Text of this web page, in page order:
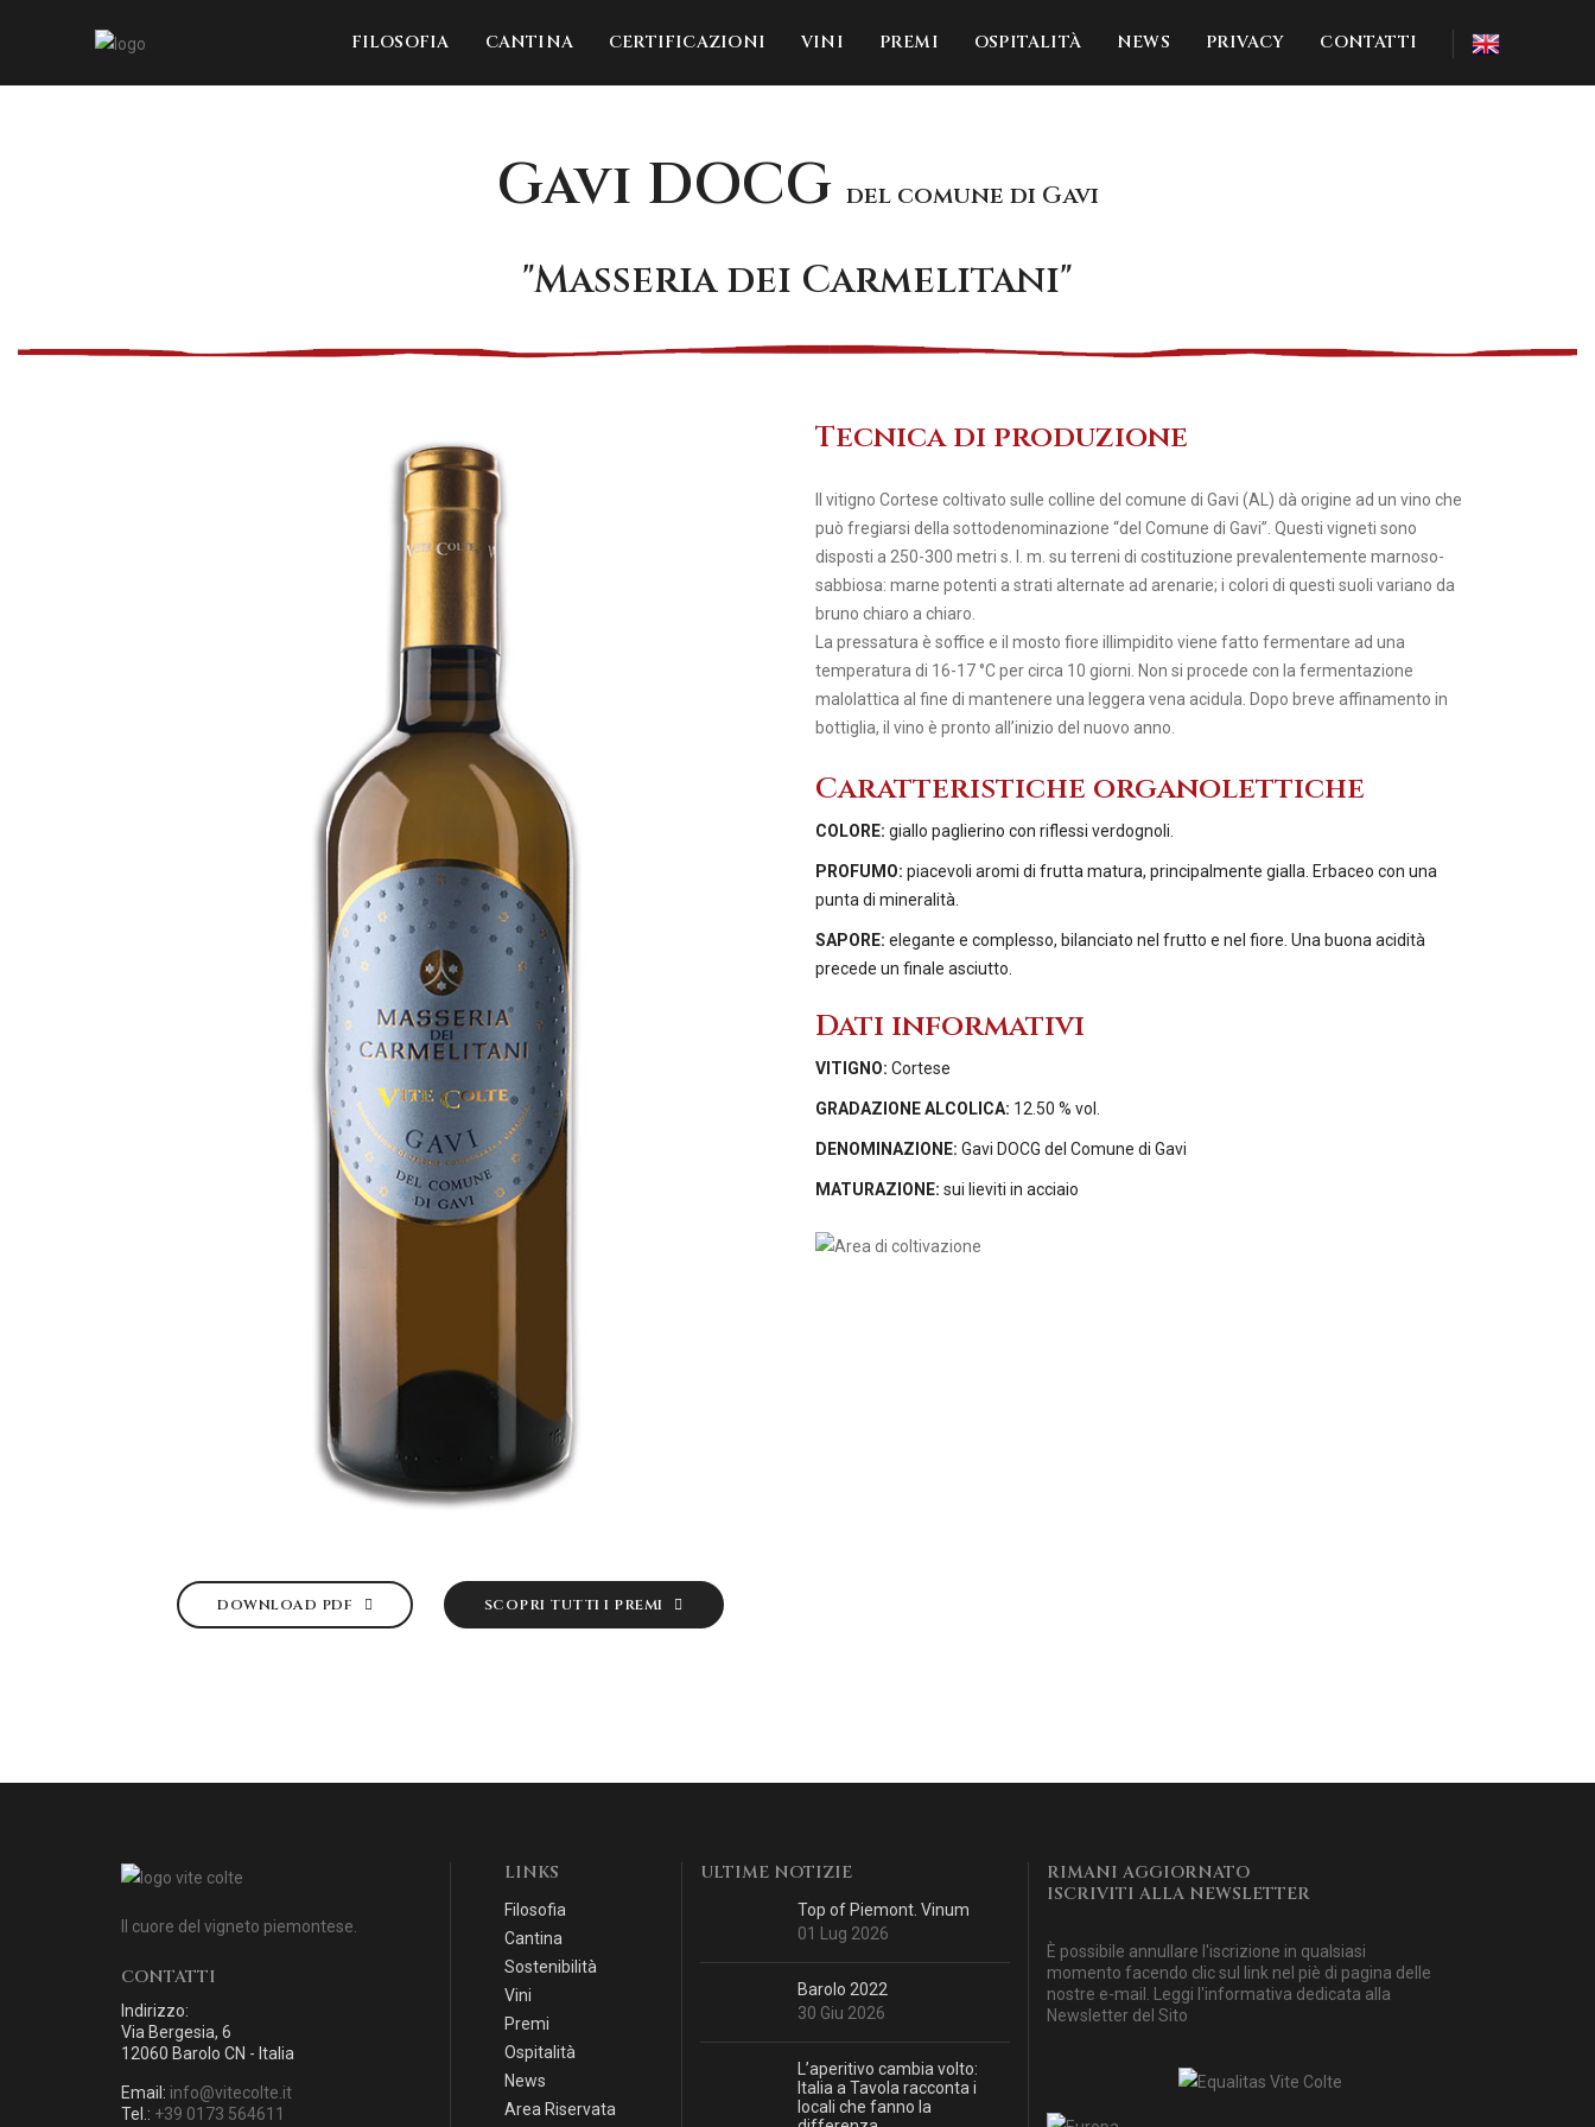
FILOSOFIA CANTINA CERTIFICAZIONI VINI PREMI OSPITALITÀ NEWS PRIVACY CONTATTI
Gavi DOCG del comune di Gavi
"Masseria dei Carmelitani"
DOWNLOAD PDF SCOPRI TUTTI I PREMI
Tecnica di produzione
Il vitigno Cortese coltivato sulle colline del comune di Gavi (AL) dà origine ad un vino che
può fregiarsi della sottodenominazione “del Comune di Gavi”. Questi vigneti sono
disposti a 250-300 metri s. l. m. su terreni di costituzione prevalentemente marnoso-
sabbiosa: marne potenti a strati alternate ad arenarie; i colori di questi suoli variano da
bruno chiaro a chiaro.
La pressatura è soffice e il mosto fiore illimpidito viene fatto fermentare ad una
temperatura di 16-17 °C per circa 10 giorni. Non si procede con la fermentazione
malolattica al fine di mantenere una leggera vena acidula. Dopo breve affinamento in
bottiglia, il vino è pronto all’inizio del nuovo anno.
Caratteristiche organolettiche
COLORE: giallo paglierino con riflessi verdognoli.
PROFUMO: piacevoli aromi di frutta matura, principalmente gialla. Erbaceo con una
punta di mineralità.
SAPORE: elegante e complesso, bilanciato nel frutto e nel fiore. Una buona acidità
precede un finale asciutto.
Dati informativi
VITIGNO: Cortese
GRADAZIONE ALCOLICA: 12.50 % vol.
DENOMINAZIONE: Gavi DOCG del Comune di Gavi
MATURAZIONE: sui lieviti in acciaio
Il cuore del vigneto piemontese.
CONTATTI
Indirizzo:
Via Bergesia, 6
12060 Barolo CN - Italia
Email: info@vitecolte.it
Tel.: +39 0173 564611
LINKS
Filosofia
Cantina
Sostenibilità
Vini
Premi
Ospitalità
News
Area Riservata
ULTIME NOTIZIE
Top of Piemont. Vinum
01 Lug 2026
Barolo 2022
30 Giu 2026
L’aperitivo cambia volto:
Italia a Tavola racconta i
locali che fanno la
RIMANI AGGIORNATO
ISCRIVITI ALLA NEWSLETTER
È possibile annullare l'iscrizione in qualsiasi
momento facendo clic sul link nel piè di pagina delle
nostre e-mail. Leggi l'informativa dedicata alla
Newsletter del Sito